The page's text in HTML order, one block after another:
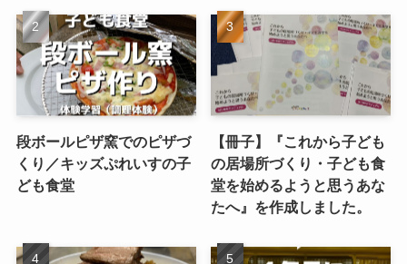
段ボールピザ窯でのピザづ
くり／キッズぷれいすの子
ども食堂
【冊子】『これから子ども
の居場所づくり・子ども食
堂を始めるようと思うあな
たへ』を作成しました。